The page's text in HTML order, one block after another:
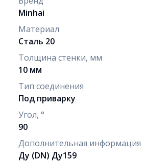
Minhai
Материал
Сталь 20
Толщина стенки, мм
10 мм
Тип соединения
Под приварку
Угол, °
90
Дополнительная информация
Ду (DN) Ду159